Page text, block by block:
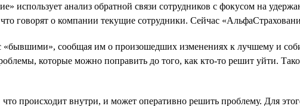
использует анализ обратной связи сотрудников с фокусом на
говорят о компании текущие сотрудники. Сейчас
«бывшими», сообщая им о произошедших изменениях к лучшему и
которые можно поправить до того, как кто-то решит уйти.
происходит внутри, и может оперативно решить проблему. Для